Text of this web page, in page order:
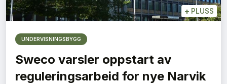
+ PLUSS
UNDERVISNINGSBYGG
Sweco varsler oppstart av
reguleringsarbeid for nye Narvik